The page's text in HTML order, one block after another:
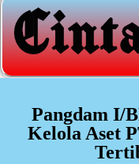
Pangdam I/
Kelola Aset